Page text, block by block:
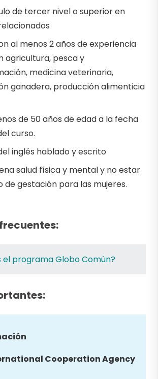
de tercer nivel o superior en
al menos 2 años de experiencia
agricultura, pesca y
medicina veterinaria,
ganadera, producción alimenticia
de 50 años de edad a la fecha
curso.
inglés hablado y escrito
salud física y mental y no estar
de gestación para las mujeres.
el programa Globo Común?
Cooperation Agency